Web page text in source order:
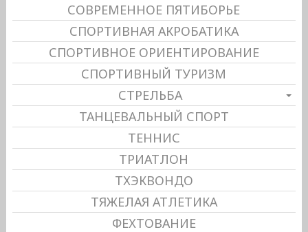
СОВРЕМЕННОЕ ПЯТИБОРЬЕ
СПОРТИВНАЯ АКРОБАТИКА
СПОРТИВНОЕ ОРИЕНТИРОВАНИЕ
СПОРТИВНЫЙ ТУРИЗМ
СТРЕЛЬБА
ТАНЦЕВАЛЬНЫЙ СПОРТ
ТЕННИС
ТРИАТЛОН
ТХЭКВОНДО
ТЯЖЕЛАЯ АТЛЕТИКА
ФЕХТОВАНИЕ